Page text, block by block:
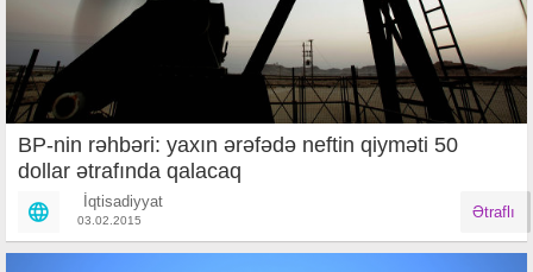
BP-nin rəhbəri: yaxın ərəfədə neftin qiyməti 50
dollar ətrafında qalacaq
İqtisadiyyat
03.02.2015 Ətraflı